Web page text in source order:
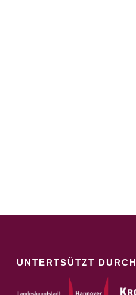
UNTERTSÜTZT DURCH